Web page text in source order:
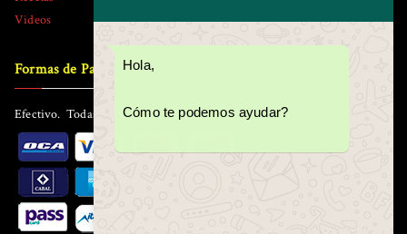
Videos
Formas de Pago
Efectivo. Todas las tarjetas. Todos los tickets.
Hola,
Cómo te podemos ayudar?